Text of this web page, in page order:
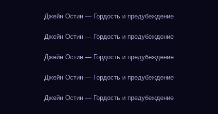
Джейн Остин — Гордость и предубеждение
Джейн Остин — Гордость и предубеждение
Джейн Остин — Гордость и предубеждение
Джейн Остин — Гордость и предубеждение
Джейн Остин — Гордость и предубеждение